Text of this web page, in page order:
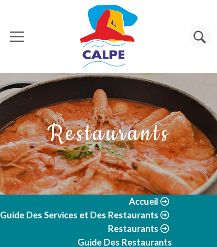
Aller au contenu principal
Rechercher
Restaurants
Accueil
Guide Des Services et Des Restaurants
Restaurants
Guide Des Restaurants